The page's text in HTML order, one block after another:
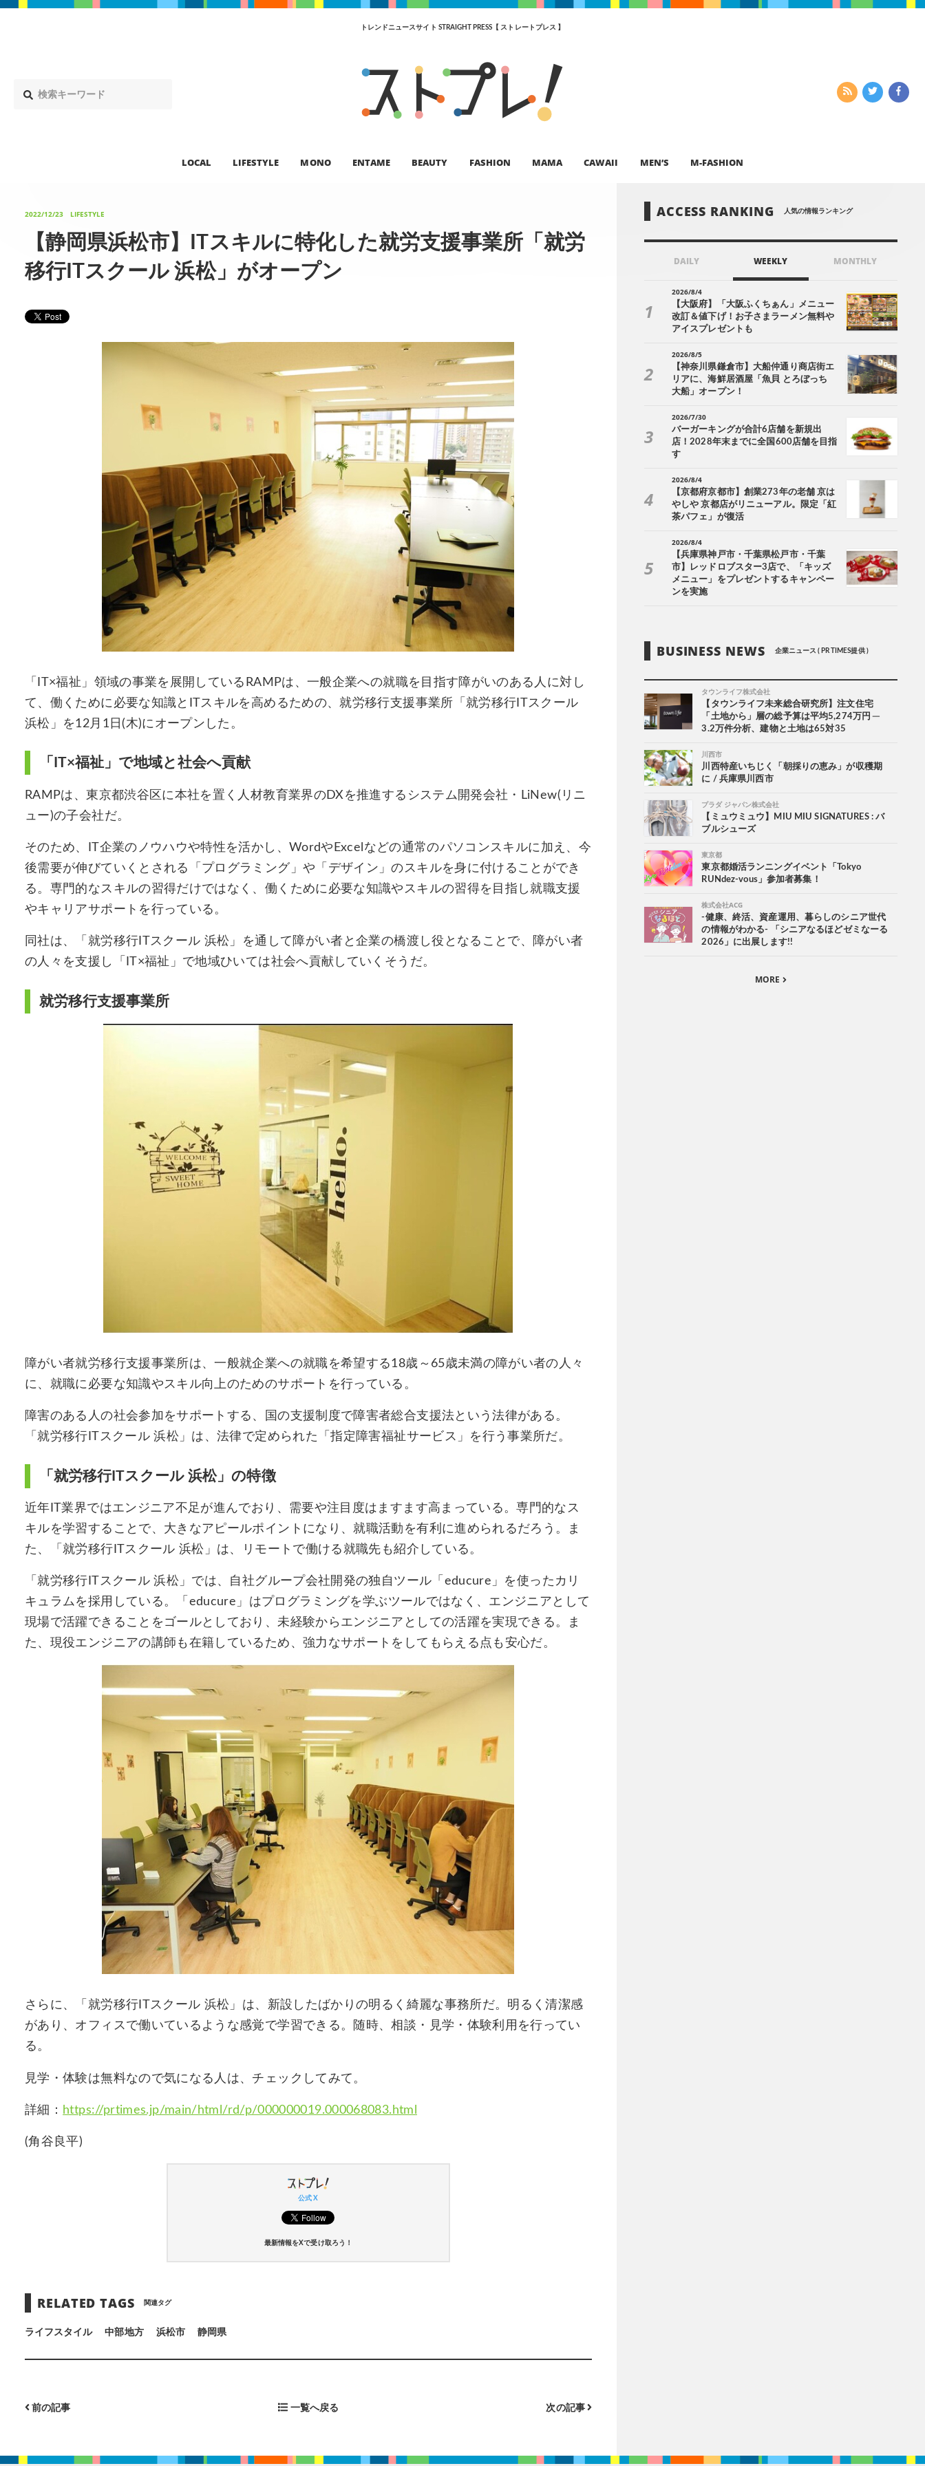
トレンドニュースサイト STRAIGHT PRESS【 ストレートプレス 】
LOCAL LIFESTYLE MONO ENTAME BEAUTY FASHION MAMA CAWAII MEN’S M-FASHION
2022/12/23 LIFESTYLE
【静岡県浜松市】ITスキルに特化した就労支援事業所「就労
移行ITスクール 浜松」がオープン
「IT×福祉」領域の事業を展開しているRAMPは、一般企業への就職を目指す障がいのある人に対し
て、働くために必要な知識とITスキルを高めるための、就労移行支援事業所「就労移行ITスクール
浜松」を12月1日(木)にオープンした。
「IT×福祉」で地域と社会へ貢献
RAMPは、東京都渋谷区に本社を置く人材教育業界のDXを推進するシステム開発会社・LiNew(リニ
ュー)の子会社だ。
そのため、IT企業のノウハウや特性を活かし、WordやExcelなどの通常のパソコンスキルに加え、今
後需要が伸びていくとされる「プログラミング」や「デザイン」のスキルを身に付けることができ
る。専門的なスキルの習得だけではなく、働くために必要な知識やスキルの習得を目指し就職支援
やキャリアサポートを行っている。
同社は、「就労移行ITスクール 浜松」を通して障がい者と企業の橋渡し役となることで、障がい者
の人々を支援し「IT×福祉」で地域ひいては社会へ貢献していくそうだ。
就労移行支援事業所
障がい者就労移行支援事業所は、一般就企業への就職を希望する18歳～65歳未満の障がい者の人々
に、就職に必要な知識やスキル向上のためのサポートを行っている。
障害のある人の社会参加をサポートする、国の支援制度で障害者総合支援法という法律がある。
「就労移行ITスクール 浜松」は、法律で定められた「指定障害福祉サービス」を行う事業所だ。
「就労移行ITスクール 浜松」の特徴
近年IT業界ではエンジニア不足が進んでおり、需要や注目度はますます高まっている。専門的なス
キルを学習することで、大きなアピールポイントになり、就職活動を有利に進められるだろう。ま
た、「就労移行ITスクール 浜松」は、リモートで働ける就職先も紹介している。
「就労移行ITスクール 浜松」では、自社グループ会社開発の独自ツール「educure」を使ったカリ
キュラムを採用している。「educure」はプログラミングを学ぶツールではなく、エンジニアとして
現場で活躍できることをゴールとしており、未経験からエンジニアとしての活躍を実現できる。ま
た、現役エンジニアの講師も在籍しているため、強力なサポートをしてもらえる点も安心だ。
さらに、「就労移行ITスクール 浜松」は、新設したばかりの明るく綺麗な事務所だ。明るく清潔感
があり、オフィスで働いているような感覚で学習できる。随時、相談・見学・体験利用を行ってい
る。
見学・体験は無料なので気になる人は、チェックしてみて。
詳細： https://prtimes.jp/main/html/rd/p/000000019.000068083.html
(角谷良平)
公式 X
最新情報をXで受け取ろう！
RELATED TAGS 関連タグ
ライフスタイル 中部地方 浜松市 静岡県
前の記事 一覧へ戻る 次の記事
ACCESS RANKING 人気の情報ランキング
DAILY WEEKLY MONTHLY
2026/8/4
【大阪府】「大阪ふくちぁん」メニュー
改訂＆値下げ！お子さまラーメン無料や
アイスプレゼントも
2026/8/5
【神奈川県鎌倉市】大船仲通り商店街エ
リアに、海鮮居酒屋「魚貝 とろぼっち
大船」オープン！
2026/7/30
バーガーキングが合計6店舗を新規出
店！2028年末までに全国600店舗を目指
す
2026/8/4
【京都府京都市】創業273年の老舗 京は
やしや 京都店がリニューアル。限定「紅
茶パフェ」が復活
2026/8/4
【兵庫県神戸市・千葉県松戸市・千葉
市】レッドロブスター3店で、「キッズ
メニュー」をプレゼントするキャンペー
ンを実施
BUSINESS NEWS 企業ニュース ( PR TIMES提供 )
タウンライフ株式会社
【タウンライフ未来総合研究所】注文住宅
「土地から」層の総予算は平均5,274万円 ─
3.2万件分析、建物と土地は65対35
川西市
川西特産いちじく「朝採りの恵み」が収穫期
に / 兵庫県川西市
プラダ ジャパン株式会社
【ミュウミュウ】MIU MIU SIGNATURES : バ
ブルシューズ
東京都
東京都婚活ランニングイベント「Tokyo
RUNdez-vous」参加者募集！
株式会社ACG
-健康、終活、資産運用、暮らしのシニア世代
の情報がわかる- 「シニアなるほどゼミなーる
2026」に出展します!!
MORE